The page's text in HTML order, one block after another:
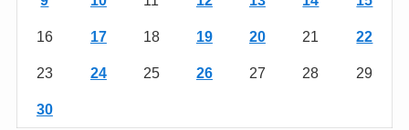
16 17 18 19 20 21 22
23 24 25 26 27 28 29
30